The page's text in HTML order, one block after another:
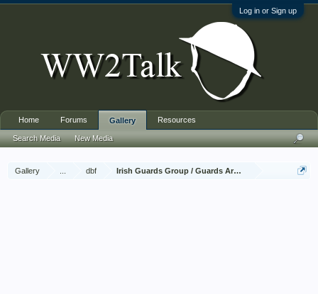
Log in or Sign up
Gallery dbf Irish Guards Group / Guards Armoured Division,
Home Forums Gallery
Search Media New Media
Resources